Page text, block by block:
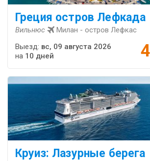
Греция остров Лефкада
Вильнюс Милан - остров Лефкас
Выезд: вс, 09 августа 2026
на 10 дней
Круиз: Лазурные берега